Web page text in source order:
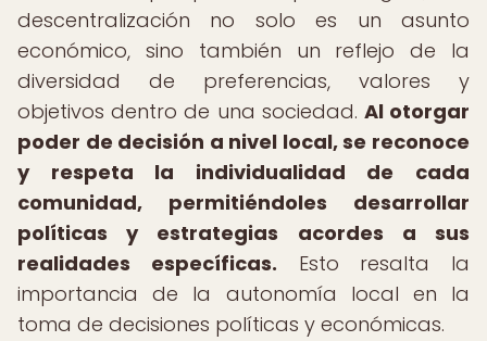
descentralización no solo es un asunto
económico, sino también un reflejo de la
diversidad de preferencias, valores y
objetivos dentro de una sociedad. Al otorgar
poder de decisión a nivel local, se reconoce
y respeta la individualidad de cada
comunidad, permitiéndoles desarrollar
políticas y estrategias acordes a sus
realidades específicas. Esto resalta la
importancia de la autonomía local en la
toma de decisiones políticas y económicas.